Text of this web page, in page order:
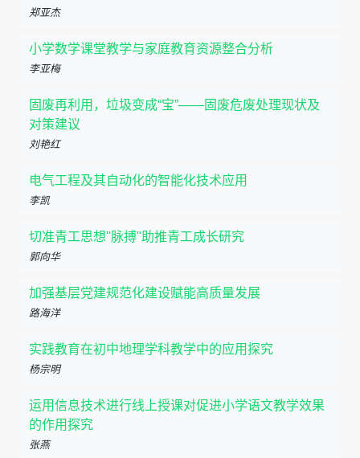
郑亚杰
小学数学课堂教学与家庭教育资源整合分析
李亚梅
固废再利用，垃圾变成“宝”——固废危废处理现状及
对策建议
刘艳红
电气工程及其自动化的智能化技术应用
李凯
切准青工思想"脉搏"助推青工成长研究
郭向华
加强基层党建规范化建设赋能高质量发展
路海洋
实践教育在初中地理学科教学中的应用探究
杨宗明
运用信息技术进行线上授课对促进小学语文教学效果
的作用探究
张燕